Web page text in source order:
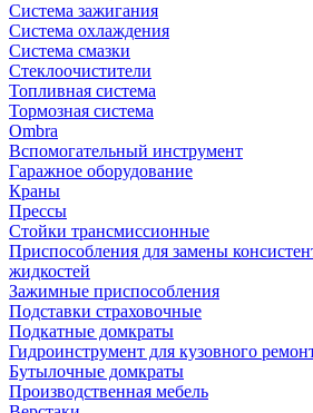
Система зажигания
Система охлаждения
Система смазки
Стеклоочистители
Топливная система
Тормозная система
Ombra
Вспомогательный инструмент
Гаражное оборудование
Краны
Прессы
Стойки трансмиссионные
Приспособления для замены
жидкостей
Зажимные приспособления
Подставки страховочные
Подкатные домкраты
Гидроинструмент для кузовного
Бутылочные домкраты
Производственная мебель